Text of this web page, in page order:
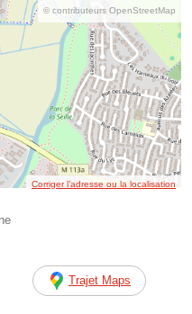
© contributeurs OpenStreetMap
Corriger l’adresse ou la localisation
Trajet Maps